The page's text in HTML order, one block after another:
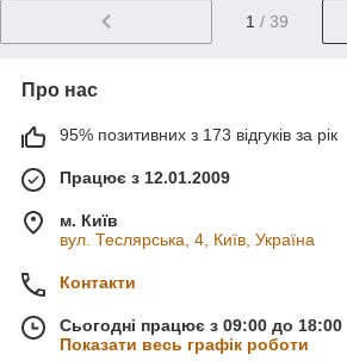
1 / 39
Про нас
95% позитивних з 173 відгуків за рік
Працює з 12.01.2009
м. Київ
вул. Теслярська, 4, Київ, Україна
Контакти
Сьогодні працює з 09:00 до 18:00
Показати весь графік роботи